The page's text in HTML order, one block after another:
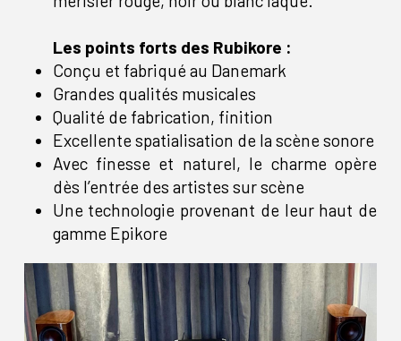
Les points forts des Rubikore :
Conçu et fabriqué au Danemark
Grandes qualités musicales
Qualité de fabrication, finition
Excellente spatialisation de la scène sonore
Avec finesse et naturel, le charme opère
dès l’entrée des artistes sur scène
Une technologie provenant de leur haut de
gamme Epikore